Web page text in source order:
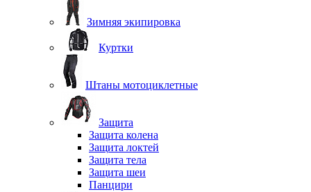
Зимняя экипировка
Куртки
Штаны мотоциклетные
Защита
Защита колена
Защита локтей
Защита тела
Защита шеи
Панцири